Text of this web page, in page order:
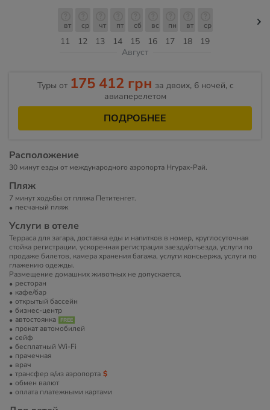
11
вт
12
ср
13
чт
14
пт
15
сб
16
вс
17
пн
18
вт
19
ср
Август
Туры от 175 412 грн за двоих, 6 ночей, c
авиаперелетом
ПОДРОБНЕЕ
Расположение
30 минут езды от международного аэропорта Нгурах-Рай.
Пляж
7 минут ходьбы от пляжа Петитенгет.
песчаный пляж
Услуги в отеле
Терраса для загара, доставка еды и напитков в номер, круглосуточная
стойка регистрации, ускоренная регистрация заезда/отъезда, услуги по
продаже билетов, камера хранения багажа, услуги консьержа, услуги по
глажению одежды.
Размещение домашних животных не допускается.
ресторан
кафе/бар
открытый бассейн
бизнес-центр
автостоянка
прокат автомобилей
сейф
бесплатный Wi-Fi
прачечная
врач
трансфер в/из аэропорта
обмен валют
оплата платежными картами